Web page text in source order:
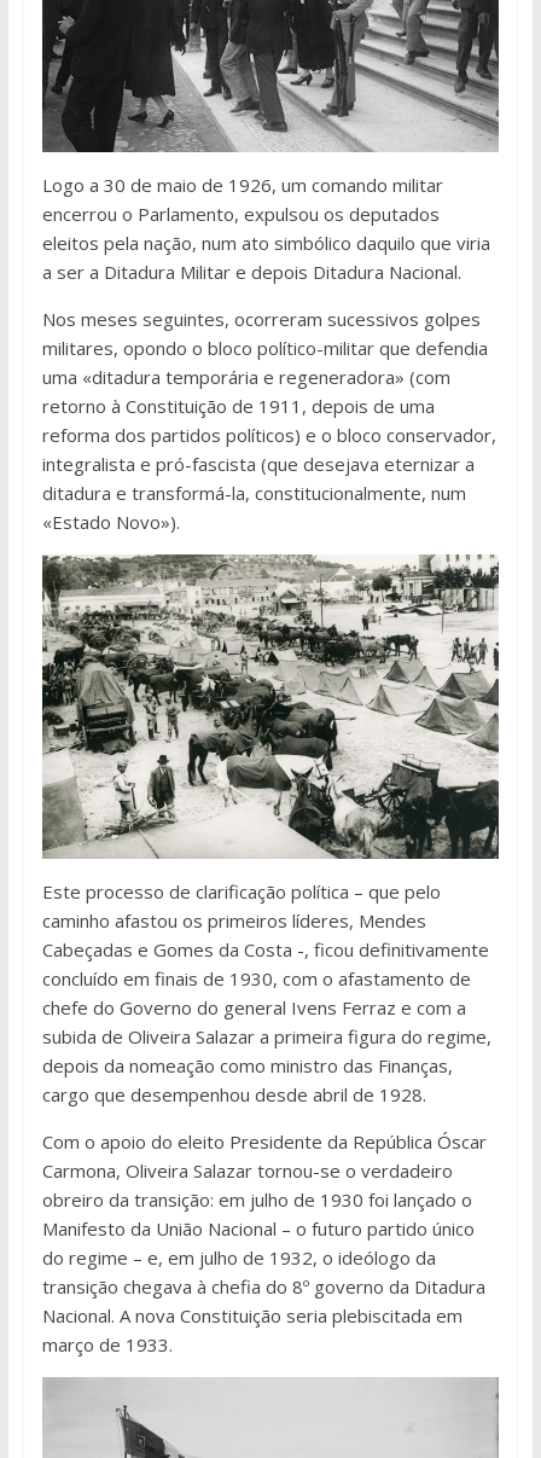
Logo a 30 de maio de 1926, um comando militar
encerrou o Parlamento, expulsou os deputados
eleitos pela nação, num ato simbólico daquilo que viria
a ser a Ditadura Militar e depois Ditadura Nacional.
Nos meses seguintes, ocorreram sucessivos golpes
militares, opondo o bloco político-militar que defendia
uma «ditadura temporária e regeneradora» (com
retorno à Constituição de 1911, depois de uma
reforma dos partidos políticos) e o bloco conservador,
integralista e pró-fascista (que desejava eternizar a
ditadura e transformá-la, constitucionalmente, num
«Estado Novo»).
Este processo de clarificação política – que pelo
caminho afastou os primeiros líderes, Mendes
Cabeçadas e Gomes da Costa -, ficou definitivamente
concluído em finais de 1930, com o afastamento de
chefe do Governo do general Ivens Ferraz e com a
subida de Oliveira Salazar a primeira figura do regime,
depois da nomeação como ministro das Finanças,
cargo que desempenhou desde abril de 1928.
Com o apoio do eleito Presidente da República Óscar
Carmona, Oliveira Salazar tornou-se o verdadeiro
obreiro da transição: em julho de 1930 foi lançado o
Manifesto da União Nacional – o futuro partido único
do regime – e, em julho de 1932, o ideólogo da
transição chegava à chefia do 8º governo da Ditadura
Nacional. A nova Constituição seria plebiscitada em
março de 1933.